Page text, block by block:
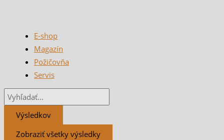
E-shop
Magazín
Požičovňa
Servis
Výsledkov
Zobraziť všetky výsledky